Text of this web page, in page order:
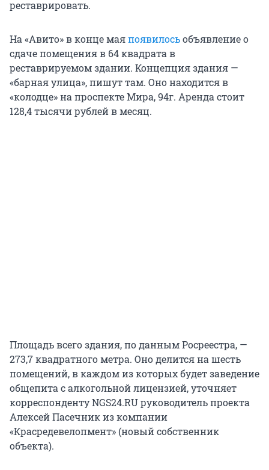
реставрировать.
На «Авито» в конце маяпоявилосьобъявление о
сдаче помещения в 64 квадрата в
реставрируемом здании. Концепция здания —
«барная улица», пишут там. Оно находится в
«колодце» на проспекте Мира, 94г. Аренда стоит
128,4 тысячи рублей в месяц.
Площадь всего здания, по данным Росреестра, —
273,7 квадратного метра. Оно делится на шесть
помещений, в каждом из которых будет заведение
общепита с алкогольной лицензией, уточняет
корреспонденту NGS24.RU руководитель проекта
Алексей Пасечник из компании
«Красредевелопмент» (новый собственник
объекта).